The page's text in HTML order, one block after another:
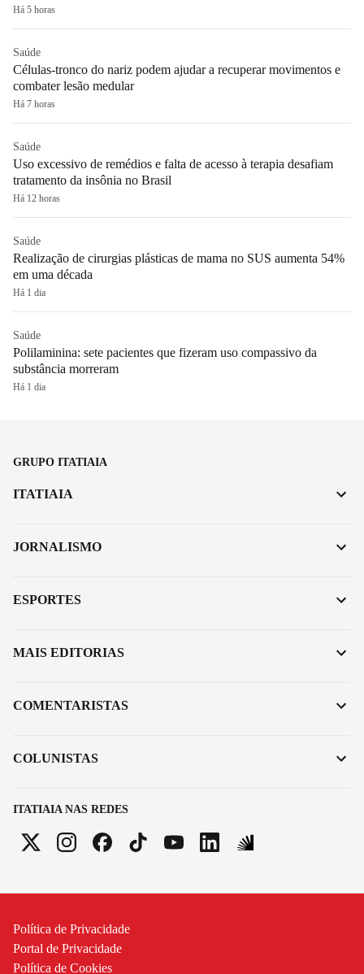
Há 5 horas
Saúde
Células-tronco do nariz podem ajudar a recuperar movimentos e
combater lesão medular
Há 7 horas
Saúde
Uso excessivo de remédios e falta de acesso à terapia desafiam
tratamento da insônia no Brasil
Há 12 horas
Saúde
Realização de cirurgias plásticas de mama no SUS aumenta 54%
em uma década
Há 1 dia
Saúde
Polilaminina: sete pacientes que fizeram uso compassivo da
substância morreram
Há 1 dia
GRUPO ITATIAIA
ITATIAIA NAS REDES
ITATIAIA
JORNALISMO
ESPORTES
MAIS EDITORIAS
COMENTARISTAS
COLUNISTAS
Política de Privacidade
Portal de Privacidade
Política de Cookies